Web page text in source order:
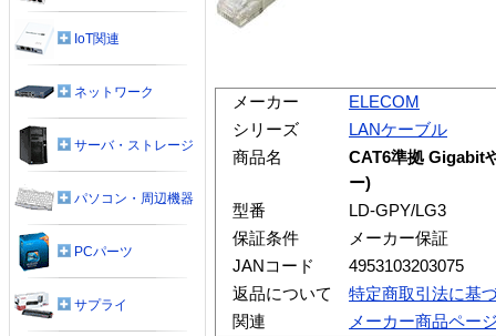
メーカー
ELECOM
シリーズ
LANケーブル
商品名
CAT6準拠 Gigabit
ー)
型番
LD-GPY/LG3
保証条件
メーカー保証
JANコード
4953103203075
返品について
特定商取引法に基
関連
メーカー商品ペー
IoT関連
ネットワーク
サーバ・ストレージ
パソコン・周辺機器
PCパーツ
サプライ